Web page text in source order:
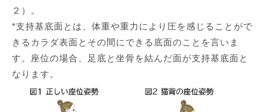
２）。
*支持基底面とは、体重や重力により圧を感じることがで
きるカラダ表面とその間にできる底面のことを言いま
す。座位の場合、足底と坐骨を結んだ面が支持基底面と
なります。